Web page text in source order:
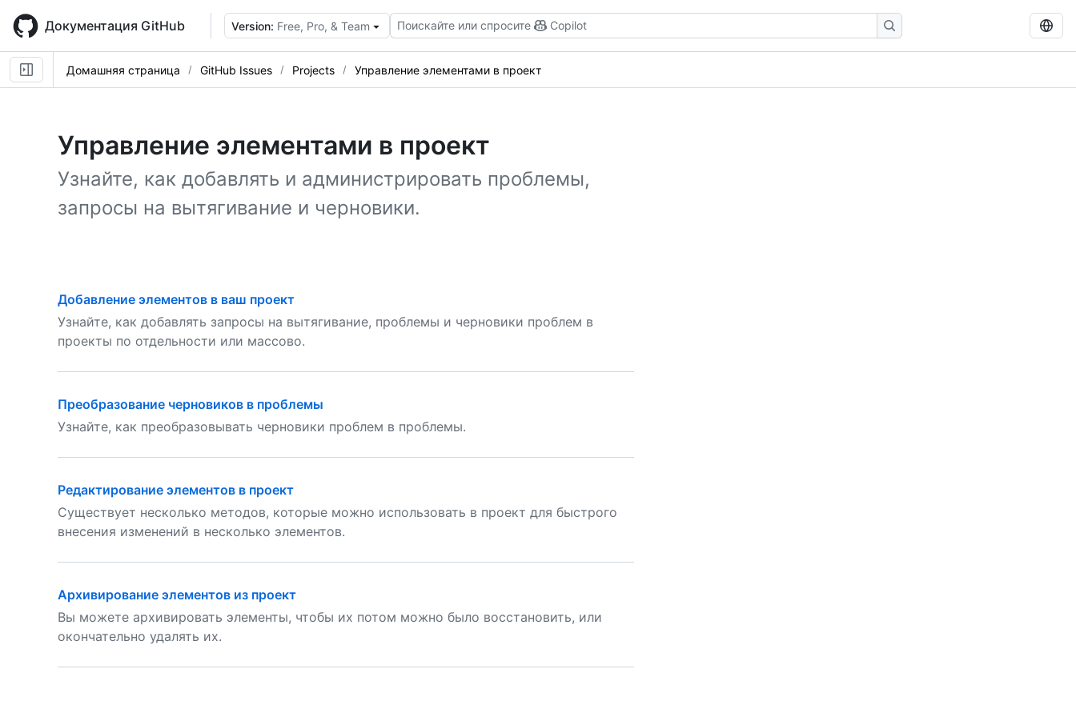
main
content
Документация GitHub Version: Free, Pro, & Team Поискайте или спросите Copilot
Домашняя страница GitHub Issues Projects Управление элементами в проект
Управление элементами в проект
Узнайте, как добавлять и администрировать проблемы,
запросы на вытягивание и черновики.
Добавление элементов в ваш проект
Узнайте, как добавлять запросы на вытягивание, проблемы и черновики проблем в
проекты по отдельности или массово.
Преобразование черновиков в проблемы
Узнайте, как преобразовывать черновики проблем в проблемы.
Редактирование элементов в проект
Существует несколько методов, которые можно использовать в проект для быстрого
внесения изменений в несколько элементов.
Архивирование элементов из проект
Вы можете архивировать элементы, чтобы их потом можно было восстановить, или
окончательно удалять их.